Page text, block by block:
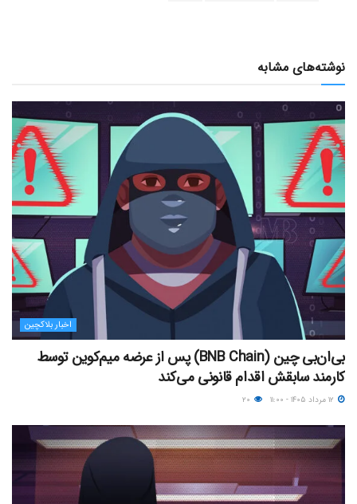
نوشته‌های مشابه
اخبار بلاکچین
بی‌ان‌بی چین (BNB Chain) پس از عرضه میم‌کوین توسط
کارمند سابقش اقدام قانونی می‌کند